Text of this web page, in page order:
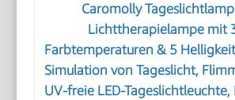
Caromolly
Lichttherapielampe mit
Farbtemperaturen & 5
Simulation von Tageslicht,
UV-freie LED-Tageslichtleuchte,